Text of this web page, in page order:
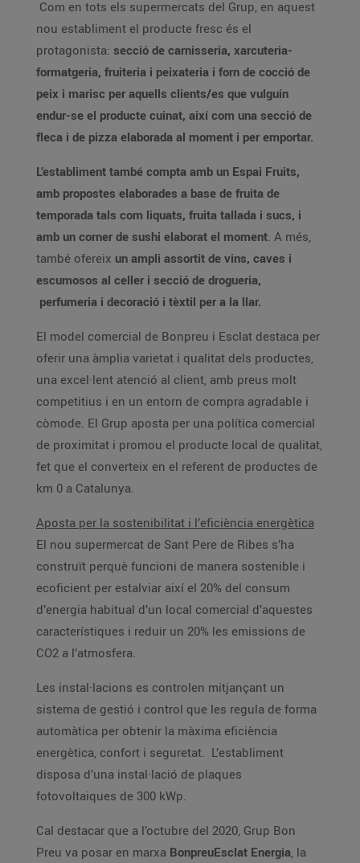
Com en tots els supermercats del Grup, en aquest
nou establiment el producte fresc és el
protagonista: secció de carnisseria, xarcuteria-
formatgeria, fruiteria i peixateria i forn de cocció de
peix i marisc per aquells clients/es que vulguin
endur-se el producte cuinat, així com una secció de
fleca i de pizza elaborada al moment i per emportar.
L’establiment també compta amb un Espai Fruits,
amb propostes elaborades a base de fruita de
temporada tals com liquats, fruita tallada i sucs, i
amb un corner de sushi elaborat el moment. A més,
també ofereix un ampli assortit de vins, caves i
escumosos al celler i secció de drogueria,
perfumeria i decoració i tèxtil per a la llar.
El model comercial de Bonpreu i Esclat destaca per
oferir una àmplia varietat i qualitat dels productes,
una excel·lent atenció al client, amb preus molt
competitius i en un entorn de compra agradable i
còmode. El Grup aposta per una política comercial
de proximitat i promou el producte local de qualitat,
fet que el converteix en el referent de productes de
km 0 a Catalunya.
Aposta per la sostenibilitat i l’eficiència energètica
El nou supermercat de Sant Pere de Ribes s’ha
construït perquè funcioni de manera sostenible i
ecoficient per estalviar així el 20% del consum
d’energia habitual d’un local comercial d’aquestes
característiques i reduir un 20% les emissions de
CO2 a l’atmosfera.
Les instal·lacions es controlen mitjançant un
sistema de gestió i control que les regula de forma
automàtica per obtenir la màxima eficiència
energètica, confort i seguretat. L’establiment
disposa d’una instal·lació de plaques
fotovoltaiques de 300 kWp.
Cal destacar que a l’octubre del 2020, Grup Bon
Preu va posar en marxa BonpreuEsclat Energia, la